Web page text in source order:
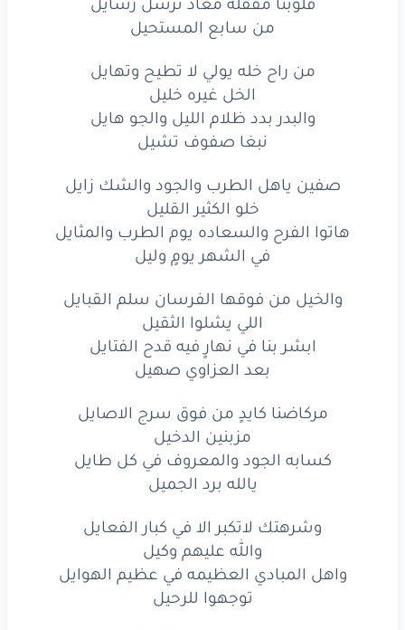
من سابع المستحيل
من راح خله يولي لا تطيح وتهايل
الخل غيره خليل
والبدر بدد ظلام الليل والجو هايل
نبغا صفوف تشيل
صفين ياهل الطرب والجود والشك زايل
خلو الكثير القليل
هاتوا الفرح والسعاده يوم الطرب والمثايل
في الشهر يومٍ وليل
والخيل من فوقها الفرسان سلم القبايل
اللي يشلوا الثقيل
ابشر بنا في نهارٍ فيه قدح الفتايل
بعد العزاوي صهيل
مركاضنا كايدٍ من فوق سرج الاصايل
مزبنين الدخيل
كسابه الجود والمعروف في كل طايل
يالله برد الجميل
وشرهتك لاتكبر الا في كبار الفعايل
والله عليهم وكيل
واهل المبادي العظيمه في عظيم الهوايل
توجهوا للرحيل